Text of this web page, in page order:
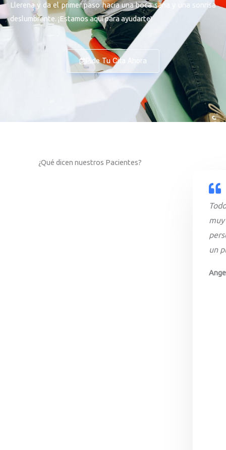
Llerena y da el primer paso hacia una boca sana y una sonrisa
deslumbrante. ¡Estamos aquí para ayudarte!
Pide Tu Cita Ahora
¿Qué dicen nuestros Pacientes?
un